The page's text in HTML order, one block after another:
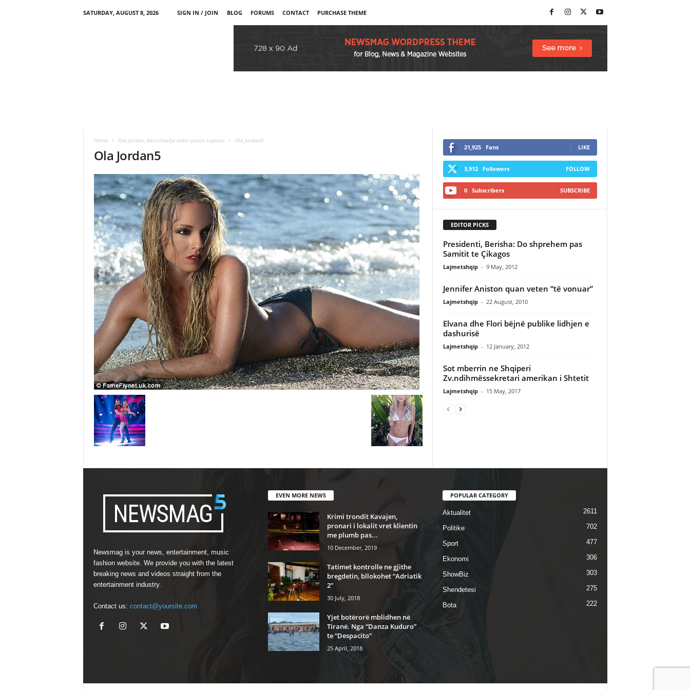
SATURDAY, AUGUST 8, 2026 SIGN IN / JOIN BLOG FORUMS CONTACT PURCHASE THEME
Home Ola Jordan, kërcimtarja seksi pozon topless Ola Jordan5
Ola Jordan5 21,925 Fans LIKE
3,912 Followers FOLLOW
0 Subscribers SUBSCRIBE
EDITOR PICKS
Presidenti, Berisha: Do shprehem pas
Samitit te Çikagos
Lajmetshqip - 9 May, 2012
Jennifer Aniston quan veten “të vonuar”
Lajmetshqip - 22 August, 2010
Elvana dhe Flori bëjnë publike lidhjen e
dashurisë
Lajmetshqip - 12 January, 2012
Sot mberrin ne Shqiperi
Zv.ndihmëssekretari amerikan i Shtetit
Lajmetshqip - 15 May, 2017
Newsmag is your news, entertainment, music
fashion website. We provide you with the latest
breaking news and videos straight from the
entertainment industry.
Contact us: contact@yoursite.com
EVEN MORE NEWS
Krimi trondit Kavajen,
pronari i lokalit vret klientin
me plumb pas...
10 December, 2019
Tatimet kontrolle ne gjithe
bregdetin, bllokohet “Adriatik
2”
30 July, 2018
Yjet botërorë mblidhen në
Tiranë. Nga “Danza Kuduro”
te “Despacito”
25 April, 2018
POPULAR CATEGORY
Aktualitet 2611
Politike 702
Sport 477
Ekonomi 306
ShowBiz 303
Shendetesi 275
Bota 222